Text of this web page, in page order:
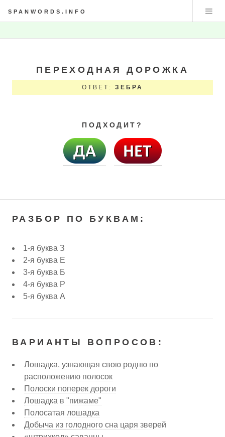
SPANWORDS.INFO
ПЕРЕХОДНАЯ ДОРОЖКА
ОТВЕТ:ЗЕБРА
ПОДХОДИТ?
РАЗБОР ПО БУКВАМ:
1-я буква З
2-я буква Е
3-я буква Б
4-я буква Р
5-я буква А
ВАРИАНТЫ ВОПРОСОВ:
Лошадка, узнающая свою родню по
расположению полосок
Полоски поперек дороги
Лошадка в "пижаме"
Полосатая лошадка
Добыча из голодного сна царя зверей